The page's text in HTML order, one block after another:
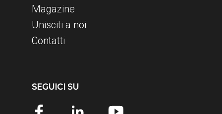
Magazine
Unisciti a noi
Contatti
SEGUICI SU